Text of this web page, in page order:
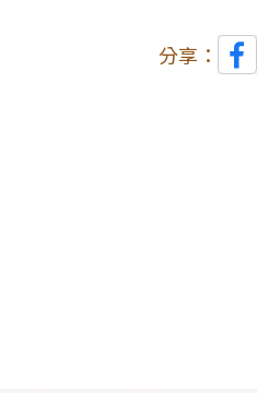
分享：